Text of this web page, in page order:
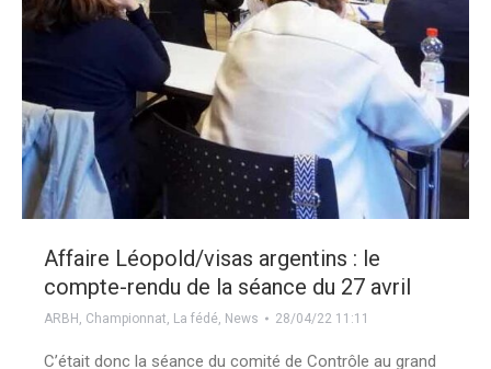
Affaire Léopold/visas argentins : le
compte-rendu de la séance du 27 avril
ARBH , Championnat, La fédé, News 28/04/22 11:11
C’était donc la séance du comité de Contrôle au grand